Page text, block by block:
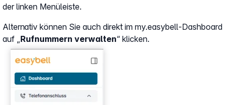
Show larger version
der linken Menüleiste.
Alternativ können Sie auch direkt im my.easybell-Dashboard
auf „Rufnummern verwalten“ klicken.